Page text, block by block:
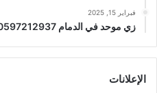
فبراير 15, 2025
زي موحد في الدمام 0597212937
الإعلانات